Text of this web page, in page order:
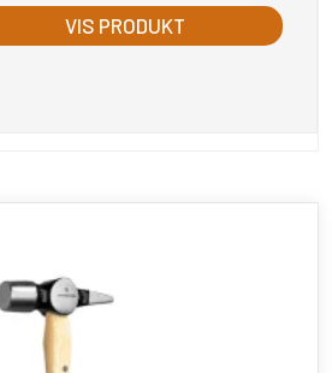
VIS PRODUKT